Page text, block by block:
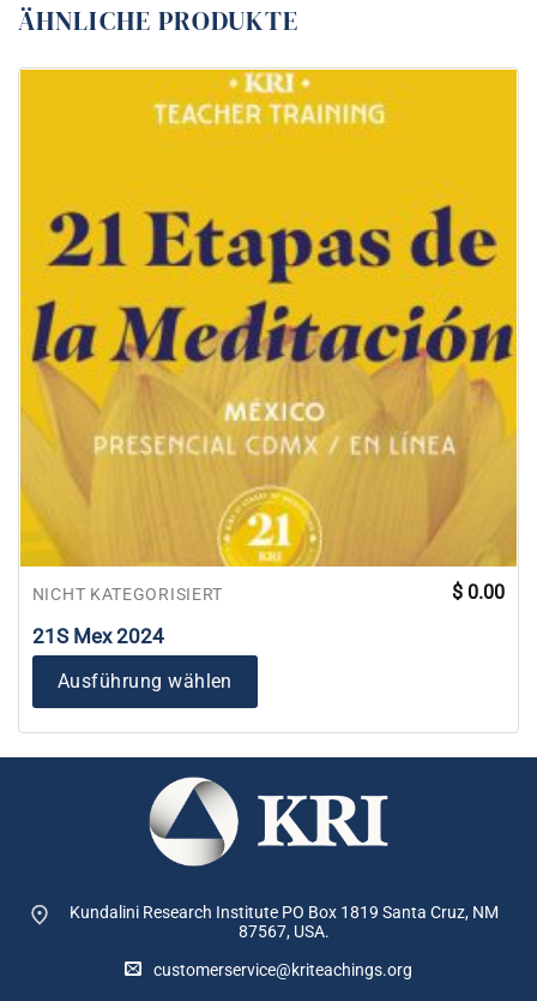
ÄHNLICHE PRODUKTE
NICHT KATEGORISIERT
21S Mex 2024
$ 0.00
Ausführung wählen
Kundalini Research Institute PO Box 1819 Santa Cruz, NM
87567, USA.
customerservice@kriteachings.org